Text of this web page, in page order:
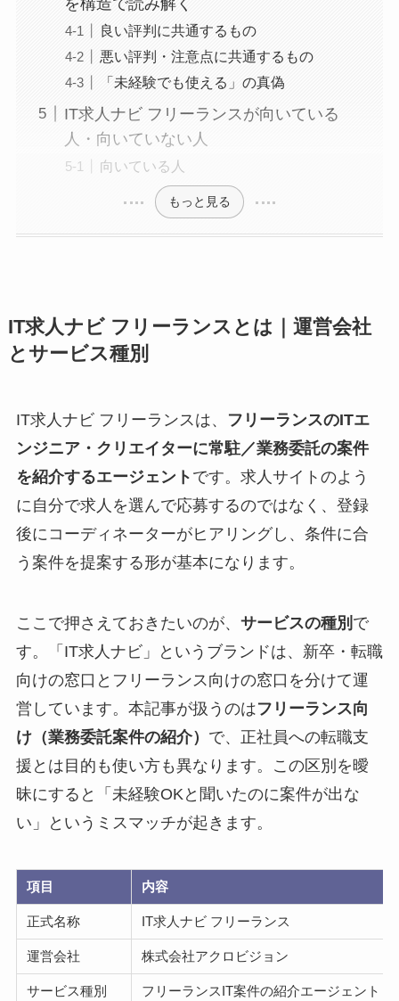
良い評判に共通するもの
悪い評判・注意点に共通するもの
「未経験でも使える」の真偽
IT求人ナビ フリーランスが向いている
人・向いていない人
向いている人
もっと見る
IT求人ナビ フリーランスとは｜運営会社
とサービス種別
IT求人ナビ フリーランスは、
フリーランスのITエ
ンジニア・クリエイターに常駐／業務委託の案件
を紹介するエージェント です。求人サイトのよう
に自分で求人を選んで応募するのではなく、登録
後にコーディネーターがヒアリングし、条件に合
う案件を提案する形が基本になります。
ここで押さえておきたいのが、 サービスの種別 で
す。「IT求人ナビ」というブランドは、新卒・転職
向けの窓口とフリーランス向けの窓口を分けて運
営しています。本記事が扱うのはフリーランス向
け（業務委託案件の紹介） で、正社員への転職支
援とは目的も使い方も異なります。この区別を曖
昧にすると「未経験OKと聞いたのに案件が出な
い」というミスマッチが起きます。
項目 内容
正式名称 IT求人ナビ フリーランス
運営会社 株式会社アクロビジョン
サービス種別 フリーランスIT案件の紹介エージェント（